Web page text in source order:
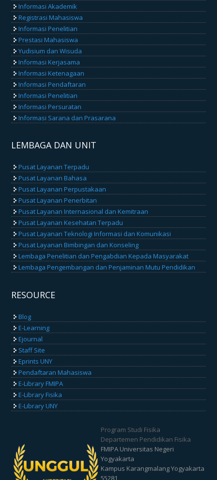
Informasi Akademik
Registrasi Mahasiswa
Informasi Penelitian
Prestasi Mahasiswa
Yudisium dan Wisuda
Informasi Kerjasama
Informasi Ketenagaan
Informasi Pendaftaran
Informasi Penelitian
Informasi Persuratan
Informasi Sarana dan Prasarana
LEMBAGA DAN UNIT
Pusat Layanan Terpadu
Pusat Layanan Bahasa
Pusat Layanan Perpustakaan
Pusat Layanan Penerbitan
Pusat Layanan Internasional dan Kemitraan
Pusat Layanan Kesehatan Terpadu
Pusat Layanan Teknologi Informasi dan Komunikasi
Pusat Layanan Bimbingan dan Konseling
Lembaga Penelitian dan Pengabdian Kepada Masyarakat
Lembaga Pengembangan dan Penjaminan Mutu Pendidikan
RESOURCE
Blog
E-Learning
Ejournal
Staff Site
Eprints UNY
Pendaftaran Mahasiswa
E-Library FMIPA
E-Library Fisika
E-Library UNY
Program Studi Fisika
Departemen Pendidikan Fisika
FMIPA Universitas Negeri
Yogyakarta
Kampus Karangmalang Yogyakarta